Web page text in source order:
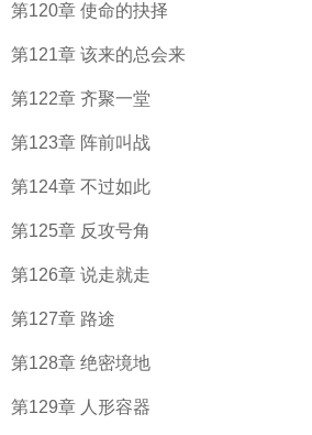
第120章 使命的抉择
第121章 该来的总会来
第122章 齐聚一堂
第123章 阵前叫战
第124章 不过如此
第125章 反攻号角
第126章 说走就走
第127章 路途
第128章 绝密境地
第129章 人形容器